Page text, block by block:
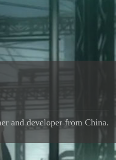
and developer from China.